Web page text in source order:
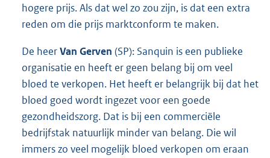
hogere prijs. Als dat wel zo zou zijn, is dat een extra
reden om die prijs marktconform te maken.
De heerVan Gerven (SP): Sanquin is een publieke
organisatie en heeft er geen belang bij om veel
bloed te verkopen. Het heeft er belangrijk bij dat het
bloed goed wordt ingezet voor een goede
gezondheidszorg. Dat is bij een commerciële
bedrijfstak natuurlijk minder van belang. Die wil
immers zo veel mogelijk bloed verkopen om eraan